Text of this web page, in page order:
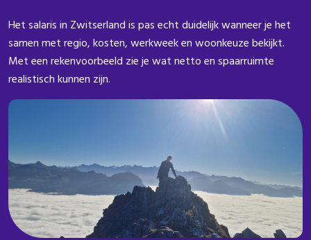
Het salaris in Zwitserland is pas echt duidelijk wanneer je het
samen met regio, kosten, werkweek en woonkeuze bekijkt.
Met een rekenvoorbeeld zie je wat netto en spaarruimte
realistisch kunnen zijn.